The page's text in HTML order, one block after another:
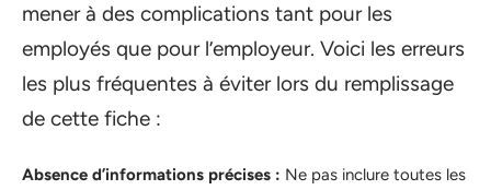
mener à des complications tant pour les
employés que pour l’employeur. Voici les erreurs
les plus fréquentes à éviter lors du remplissage
de cette fiche :
Absence d’informations précises : Ne pas inclure toutes les